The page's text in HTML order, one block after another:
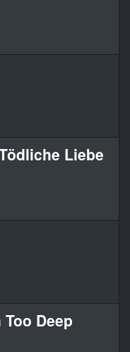
Liebe
Deep